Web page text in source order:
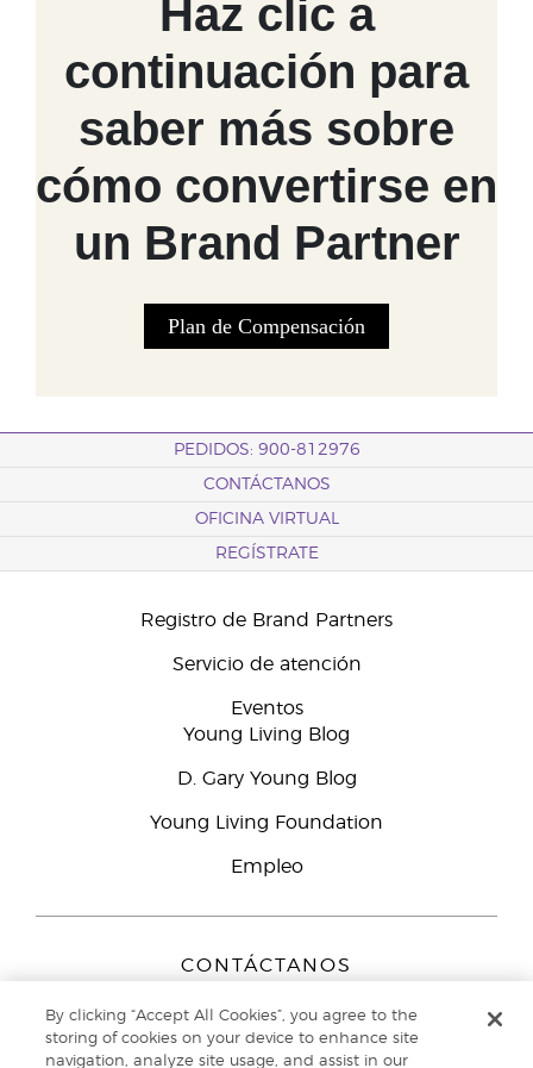
Haz clic a
continuación para
saber más sobre
cómo convertirse en
un Brand Partner
Plan de Compensación
PEDIDOS: 900-812976
CONTÁCTANOS
OFICINA VIRTUAL
REGÍSTRATE
Registro de Brand Partners
Servicio de atención
Eventos
Young Living Blog
D. Gary Young Blog
Young Living Foundation
Empleo
CONTÁCTANOS
Peizerweg 97
9727 AJ Groningen
By clicking “Accept All Cookies”, you agree to the
storing of cookies on your device to enhance site
navigation, analyze site usage, and assist in our